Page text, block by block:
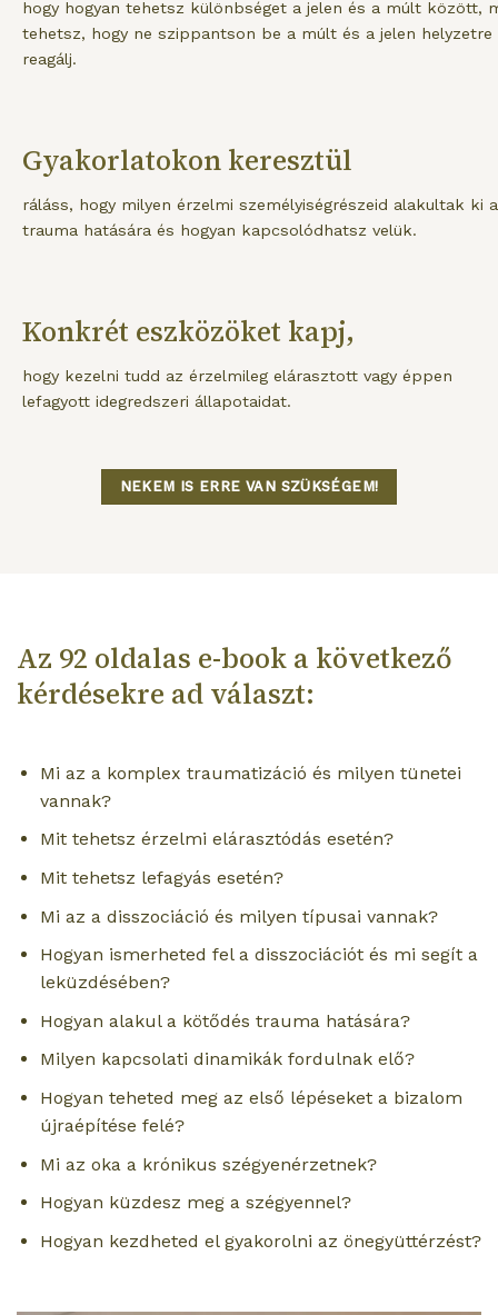
hogy hogyan tehetsz különbséget a jelen és a múlt között,
tehetsz, hogy ne szippantson be a múlt és a jelen helyzetre
reagálj.
Gyakorlatokon keresztül
ráláss, hogy milyen érzelmi személyiségrészeid alakultak ki a
trauma hatására és hogyan kapcsolódhatsz velük.
Konkrét eszközöket kapj,
hogy kezelni tudd az érzelmileg elárasztott vagy éppen
lefagyott idegredszeri állapotaidat.
NEKEM IS ERRE VAN SZÜKSÉGEM!
Az 92 oldalas e-book a következő
kérdésekre ad választ:
Mi az a komplex traumatizáció és milyen tünetei
vannak?
Mit tehetsz érzelmi elárasztódás esetén?
Mit tehetsz lefagyás esetén?
Mi az a disszociáció és milyen típusai vannak?
Hogyan ismerheted fel a disszociációt és mi segít a
leküzdésében?
Hogyan alakul a kötődés trauma hatására?
Milyen kapcsolati dinamikák fordulnak elő?
Hogyan teheted meg az első lépéseket a bizalom
újraépítése felé?
Mi az oka a krónikus szégyenérzetnek?
Hogyan küzdesz meg a szégyennel?
Hogyan kezdheted el gyakorolni az önegyüttérzést?